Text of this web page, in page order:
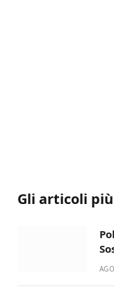
Gli articoli